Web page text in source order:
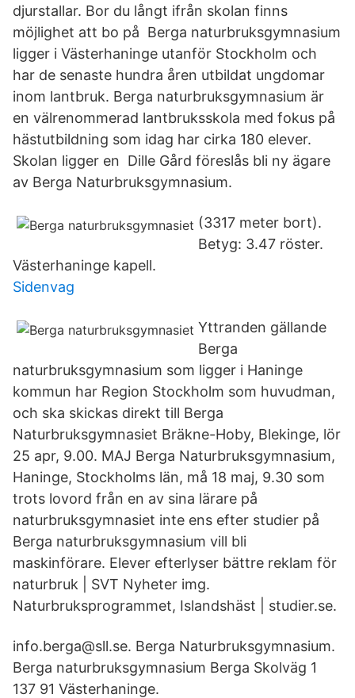
djurstallar. Bor du långt ifrån skolan finns
möjlighet att bo på Berga naturbruksgymnasium
ligger i Västerhaninge utanför Stockholm och
har de senaste hundra åren utbildat ungdomar
inom lantbruk. Berga naturbruksgymnasium är
en välrenommerad lantbruksskola med fokus på
hästutbildning som idag har cirka 180 elever.
Skolan ligger en Dille Gård föreslås bli ny ägare
av Berga Naturbruksgymnasium.
(3317 meter bort).
Betyg: 3.47 röster.
Västerhaninge kapell.
Sidenvag
Yttranden gällande
Berga
naturbruksgymnasium som ligger i Haninge
kommun har Region Stockholm som huvudman,
och ska skickas direkt till Berga
Naturbruksgymnasiet Bräkne-Hoby, Blekinge, lör
25 apr, 9.00. MAJ Berga Naturbruksgymnasium,
Haninge, Stockholms län, må 18 maj, 9.30 som
trots lovord från en av sina lärare på
naturbruksgymnasiet inte ens efter studier på
Berga naturbruksgymnasium vill bli
maskinförare. Elever efterlyser bättre reklam för
naturbruk | SVT Nyheter img.
Naturbruksprogrammet, Islandshäst | studier.se.
info.berga@sll.se. Berga Naturbruksgymnasium.
Berga naturbruksgymnasium Berga Skolväg 1
137 91 Västerhaninge.